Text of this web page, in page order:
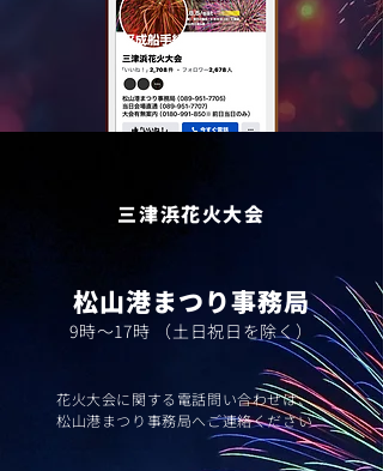
​三津浜花火大会
​松山港まつり事務局
​9時～17時 （土日祝日を除く）
​花火大会に関する電話問い合わせは、
松山港まつり事務局へご連絡ください